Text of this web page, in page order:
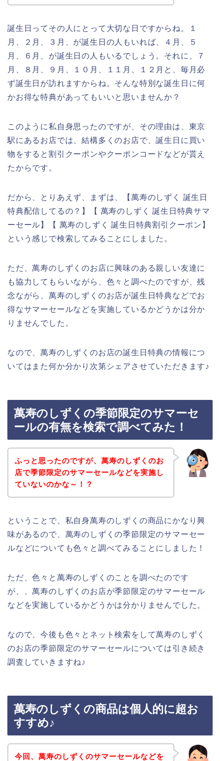
誕生日ってその人にとって大切な日ですからね。１
月、２月、３月、が誕生日の人もいれば、４月、５
月、６月、が誕生日の人もいるでしょう。それに、７
月、８月、９月、１０月、１１月、１２月と、毎月必
ず誕生日が訪れますからね。そんな特別な誕生日に何
かお得な特典があってもいいと思いませんか？
このように私自身思ったのですが、その理由は、東京
駅にあるお店では、結構多くのお店で、誕生日に買い
物をすると割引クーポンやクーポンコードなどが貰え
たからです。
だから、とりあえず、まずは、【萬寿のしずく 誕生日
特典配信してるの？】【 萬寿のしずく 誕生日特典サマ
ーセール】【 萬寿のしずく 誕生日特典割引クーポン】
という感じで検索してみることにしました。
ただ、萬寿のしずくのお店に興味のある親しい友達に
も協力してもらいながら、色々と調べたのですが、残
念ながら、萬寿のしずくのお店が誕生日特典などでお
得なサマーセールなどを実施しているかどうかは分か
りませんでした。
なので、萬寿のしずくのお店の誕生日特典の情報につ
いてはまた何か分かり次第シェアさせていただきます♪
萬寿のしずくの季節限定のサマーセ
ールの有無を検索で調べてみた！
ふっと思ったのですが、萬寿のしずくのお
店で季節限定のサマーセールなどを実施し
ていないのかな～！？
ということで、私自身萬寿のしずくの商品にかなり興
味があるので、萬寿のしずくの季節限定のサマーセー
ルなどについても色々と調べてみることにしました！
ただ、色々と萬寿のしずくのことを調べたのです
が、、萬寿のしずくのお店が季節限定のサマーセール
などを実施しているかどうかは分かりませんでした。
なので、今後も色々とネット検索をして萬寿のしずく
のお店の季節限定のサマーセールについては引き続き
調査していきますね♪
萬寿のしずくの商品は個人的に超お
すすめ♪
今回、萬寿のしずくのサマーセールなどを